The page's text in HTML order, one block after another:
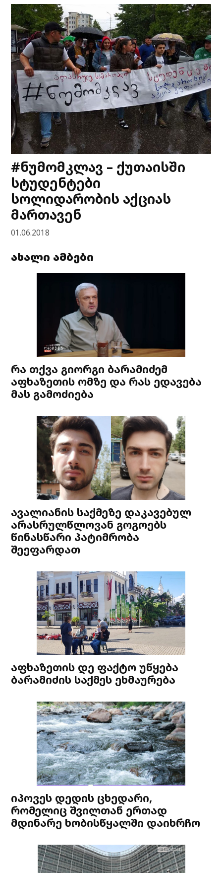
#ნუმომკლავ – ქუთაისში
სტუდენტები
სოლიდარობის აქციას
მართავენ
01.06.2018
ახალი ამბები
რა თქვა გიორგი ბარამიძემ
აფხაზეთის ომზე და რას ედავება
მას გამოძიება
ავალიანის საქმეზე დაკავებულ
არასრულწლოვან გოგოებს
წინასწარი პატიმრობა
შეეფარდათ
აფხაზეთის დე ფაქტო უწყება
ბარამიძის საქმეს ეხმაურება
იპოვეს დედის ცხედარი,
რომელიც შვილთან ერთად
მდინარე ხობისწყალში დაიხრჩო